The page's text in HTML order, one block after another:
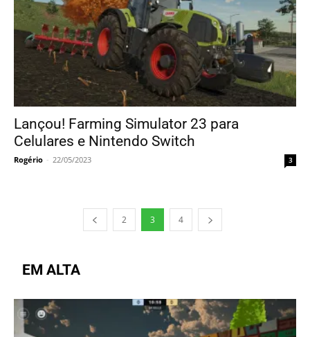
Lançou! Farming Simulator 23 para
Celulares e Nintendo Switch
Rogério - 22/05/2023 3
2 3 4
EM ALTA